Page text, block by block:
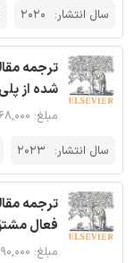
سال انتشار: 2020
ترجمه
شده از
مبلغ: ۳۶۸,۰۰۰ تومان
سال انتشار: 2023
فعال
مبلغ: ۱۹۰,۰۰۰ تومان